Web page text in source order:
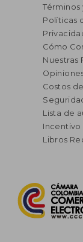
Términos
Políticas
Cómo
Nuestras
Costos
Lista de
Incentivo
Libros